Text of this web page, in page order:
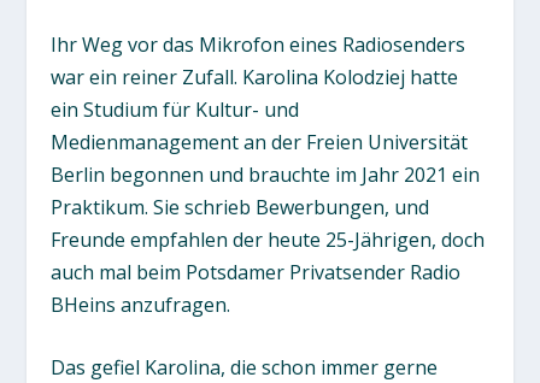
Ihr Weg vor das Mikrofon eines Radiosenders
war ein reiner Zufall. Karolina Kolodziej hatte
ein Studium für Kultur- und
Medienmanagement an der Freien Universität
Berlin begonnen und brauchte im Jahr 2021 ein
Praktikum. Sie schrieb Bewerbungen, und
Freunde empfahlen der heute 25-Jährigen, doch
auch mal beim Potsdamer Privatsender Radio
BHeins anzufragen.
Das gefiel Karolina, die schon immer gerne